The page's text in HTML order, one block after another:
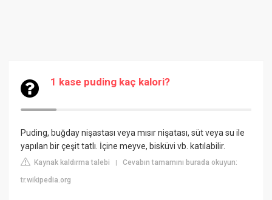
1 kase puding kaç kalori?
Puding, buğday nişastası veya mısır nişatası, süt veya su ile
yapılan bir çeşit tatlı. İçine meyve, bisküvi vb. katılabilir.
Kaynak kaldırma talebi |Cevabın tamamını burada okuyun:
tr.wikipedia.org